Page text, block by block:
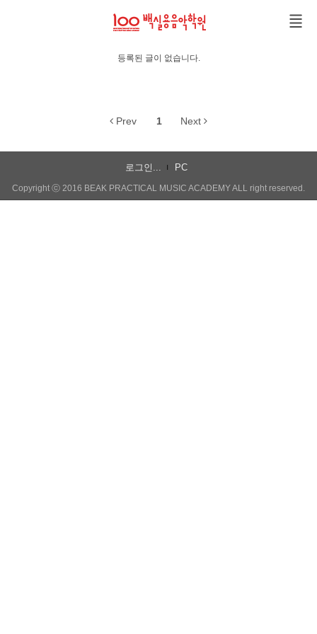
등록된 글이 없습니다.
Prev 1 Next
로그인... PC
Copyright ⓒ 2016 BEAK PRACTICAL MUSIC ACADEMY ALL right reserved.